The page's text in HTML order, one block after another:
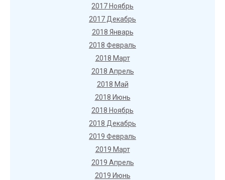
2017 Ноябрь
2017 Декабрь
2018 Январь
2018 Февраль
2018 Март
2018 Апрель
2018 Май
2018 Июнь
2018 Ноябрь
2018 Декабрь
2019 Февраль
2019 Март
2019 Апрель
2019 Июнь